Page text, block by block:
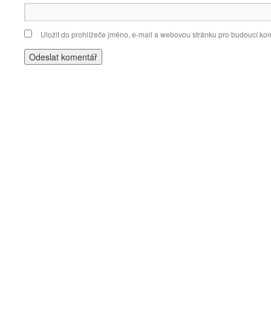
Uložit do prohlížeče jméno, e-mail a webovou stránku pro budoucí